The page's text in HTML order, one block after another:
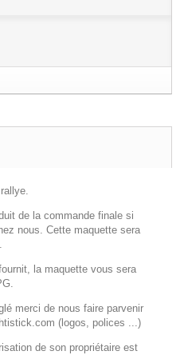
de la commande finale si
nous. Cette maquette sera
la maquette vous sera
merci de nous faire parvenir
(logos, polices ...)
de son propriétaire est